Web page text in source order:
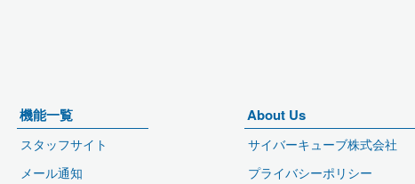
機能一覧
スタッフサイト
メール通知
About Us
サイバーキューブ株式会社
プライバシーポリシー